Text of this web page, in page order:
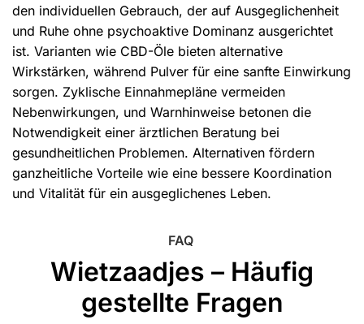
den individuellen Gebrauch, der auf Ausgeglichenheit
und Ruhe ohne psychoaktive Dominanz ausgerichtet
ist. Varianten wie CBD-Öle bieten alternative
Wirkstärken, während Pulver für eine sanfte Einwirkung
sorgen. Zyklische Einnahmepläne vermeiden
Nebenwirkungen, und Warnhinweise betonen die
Notwendigkeit einer ärztlichen Beratung bei
gesundheitlichen Problemen. Alternativen fördern
ganzheitliche Vorteile wie eine bessere Koordination
und Vitalität für ein ausgeglichenes Leben.
FAQ
Wietzaadjes – Häufig
gestellte Fragen